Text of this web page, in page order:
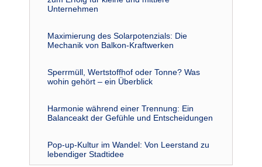
Unternehmen
Maximierung des Solarpotenzials: Die
Mechanik von Balkon-Kraftwerken
Sperrmüll, Wertstoffhof oder Tonne? Was
wohin gehört – ein Überblick
Harmonie während einer Trennung: Ein
Balanceakt der Gefühle und Entscheidungen
Pop-up-Kultur im Wandel: Von Leerstand zu
lebendiger Stadtidee